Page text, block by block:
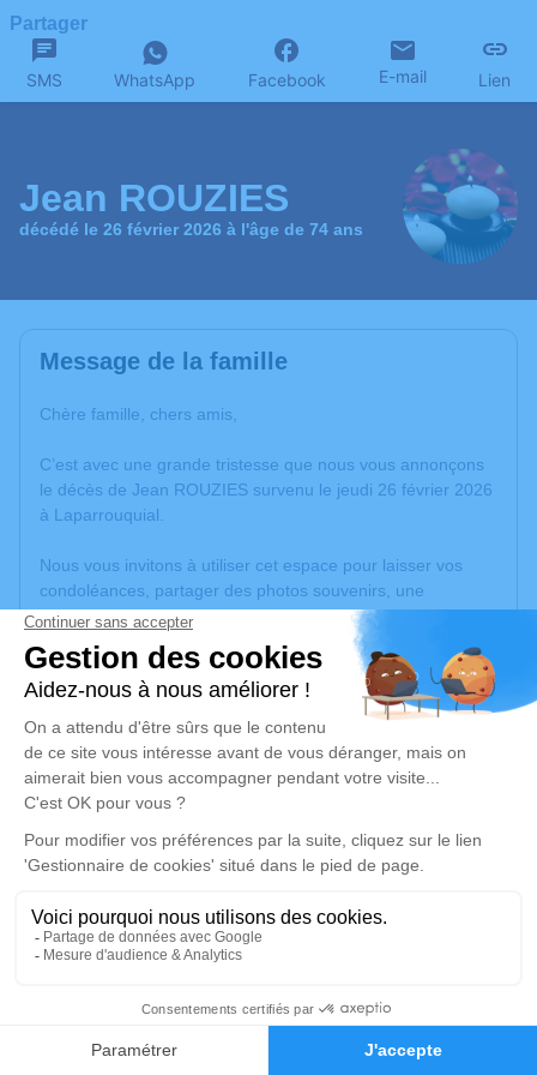
Faire-part Hommages
Partager
SMS WhatsApp Facebook E-mail Lien
Jean ROUZIES
décédé le 26 février 2026 à l'âge de 74 ans
Message de la famille
Chère famille, chers amis,
C’est avec une grande tristesse que nous vous annonçons
le décès de Jean ROUZIES survenu le jeudi 26 février 2026
à Laparrouquial.
Nous vous invitons à utiliser cet espace pour laisser vos
condoléances, partager des photos souvenirs, une
anecdote ou exprimer vos pensées à travers des poèmes
ou des textes. Cet endroit est un lieu d'expression dédié à
honorer la mémoire de Jean ROUZIES.
Un service de plantation d’arbre hommage estdisponible
samedi 28 février 2026 à 10h00
Église Notre Dame de l'Assomption de